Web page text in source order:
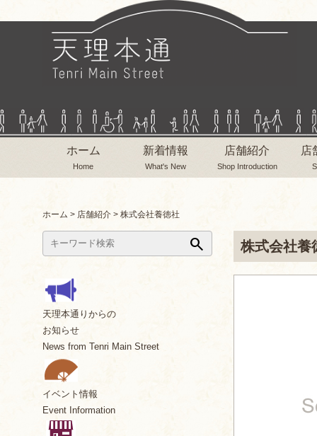
ホーム
Home
新着情報
What's New
店舗紹介
Shop Introduction
店
ホーム > 店舗紹介 > 株式会社養徳社
株式会社養
search
天理本通りからの
お知らせ
News from Tenri Main Street
イベント情報
Event Information